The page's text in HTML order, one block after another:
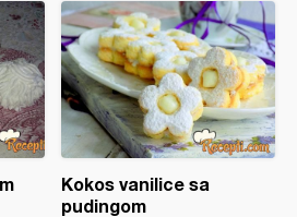
Kokos vanilice sa
pudingom